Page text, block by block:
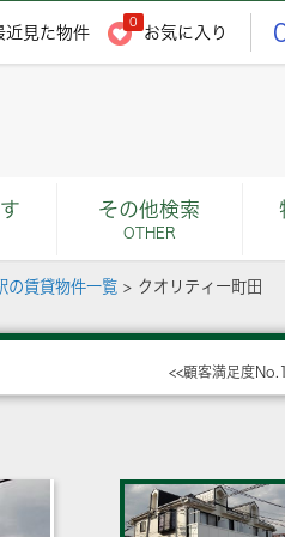
近見た物件
0
お気に入り
その他検索
OTHER
の賃貸物件一覧 > クオリティー町田
<<顧客満足度